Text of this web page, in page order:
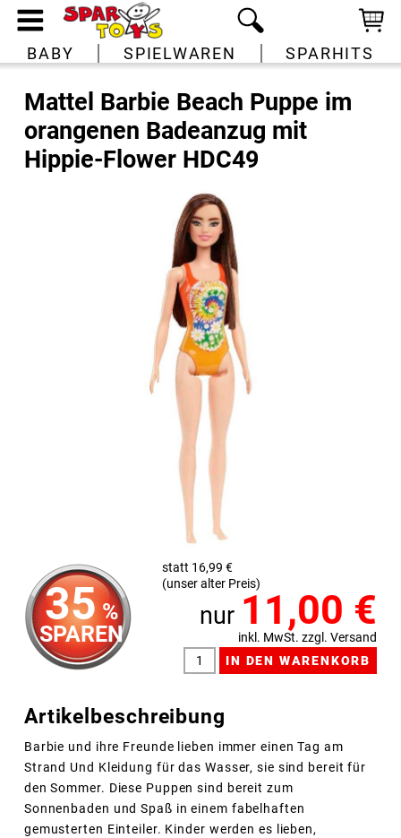
BABY SPIELWAREN SPARHITS
Mattel Barbie Beach Puppe im
orangenen Badeanzug mit
Hippie-Flower HDC49
35 %
SPAREN
statt 16,99 €
(unser alter Preis)
nur 11,00 €
inkl. MwSt. zzgl. Versand
Artikelbeschreibung
Barbie und ihre Freunde lieben immer einen Tag am
Strand Und Kleidung für das Wasser, sie sind bereit für
den Sommer. Diese Puppen sind bereit zum
Sonnenbaden und Spaß in einem fabelhaften
gemusterten Einteiler. Kinder werden es lieben,